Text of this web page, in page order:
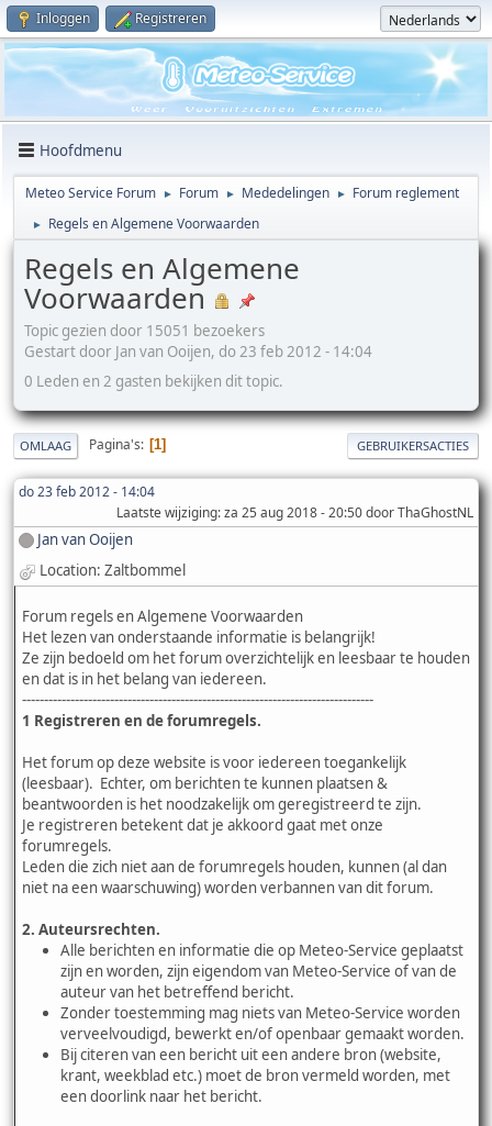
Inloggen Registreren
Hoofdmenu
Meteo Service Forum ► Forum ► Mededelingen ► Forum reglement
► Regels en Algemene Voorwaarden
Regels en Algemene
Voorwaarden
Topic gezien door 15051 bezoekers
Gestart door Jan van Ooijen, do 23 feb 2012 - 14:04
0 Leden en 2 gasten bekijken dit topic.
OMLAAG Pagina's 1 GEBRUIKERSACTIES
do 23 feb 2012 - 14:04
Laatste wijziging: za 25 aug 2018 - 20:50 door ThaGhostNL
Jan van Ooijen
Location: Zaltbommel
Forum regels en Algemene Voorwaarden
Het lezen van onderstaande informatie is belangrijk!
Ze zijn bedoeld om het forum overzichtelijk en leesbaar te houden
en dat is in het belang van iedereen.
--------------------------------------------------------------------------------
1 Registreren en de forumregels.
Het forum op deze website is voor iedereen toegankelijk
(leesbaar). Echter, om berichten te kunnen plaatsen &
beantwoorden is het noodzakelijk om geregistreerd te zijn.
Je registreren betekent dat je akkoord gaat met onze
forumregels.
Leden die zich niet aan de forumregels houden, kunnen (al dan
niet na een waarschuwing) worden verbannen van dit forum.
2. Auteursrechten.
Alle berichten en informatie die op Meteo-Service geplaatst
zijn en worden, zijn eigendom van Meteo-Service of van de
auteur van het betreffend bericht.
Zonder toestemming mag niets van Meteo-Service worden
verveelvoudigd, bewerkt en/of openbaar gemaakt worden.
Bij citeren van een bericht uit een andere bron (website,
krant, weekblad etc.) moet de bron vermeld worden, met
een doorlink naar het bericht.